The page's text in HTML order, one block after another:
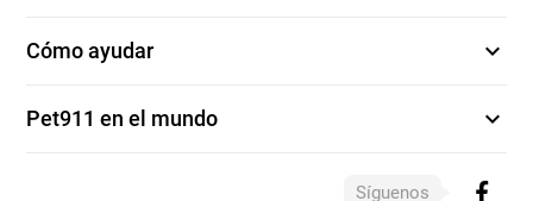
Cómo ayudar expand_more
Pet911 en el mundo expand_more
Síguenos